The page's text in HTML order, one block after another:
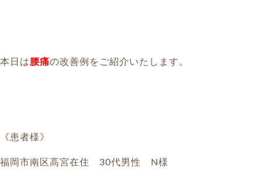
本日は腰痛の改善例をご紹介いたします。
《患者様》
福岡市南区高宮在住 30代男性 N様